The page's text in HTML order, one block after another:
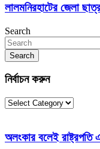
লালমনিরহাটের জেলা
Search
Search
নির্বাচন করুন
নির্বাচন
অলংকার বলেই রাষ্ট্রপতি